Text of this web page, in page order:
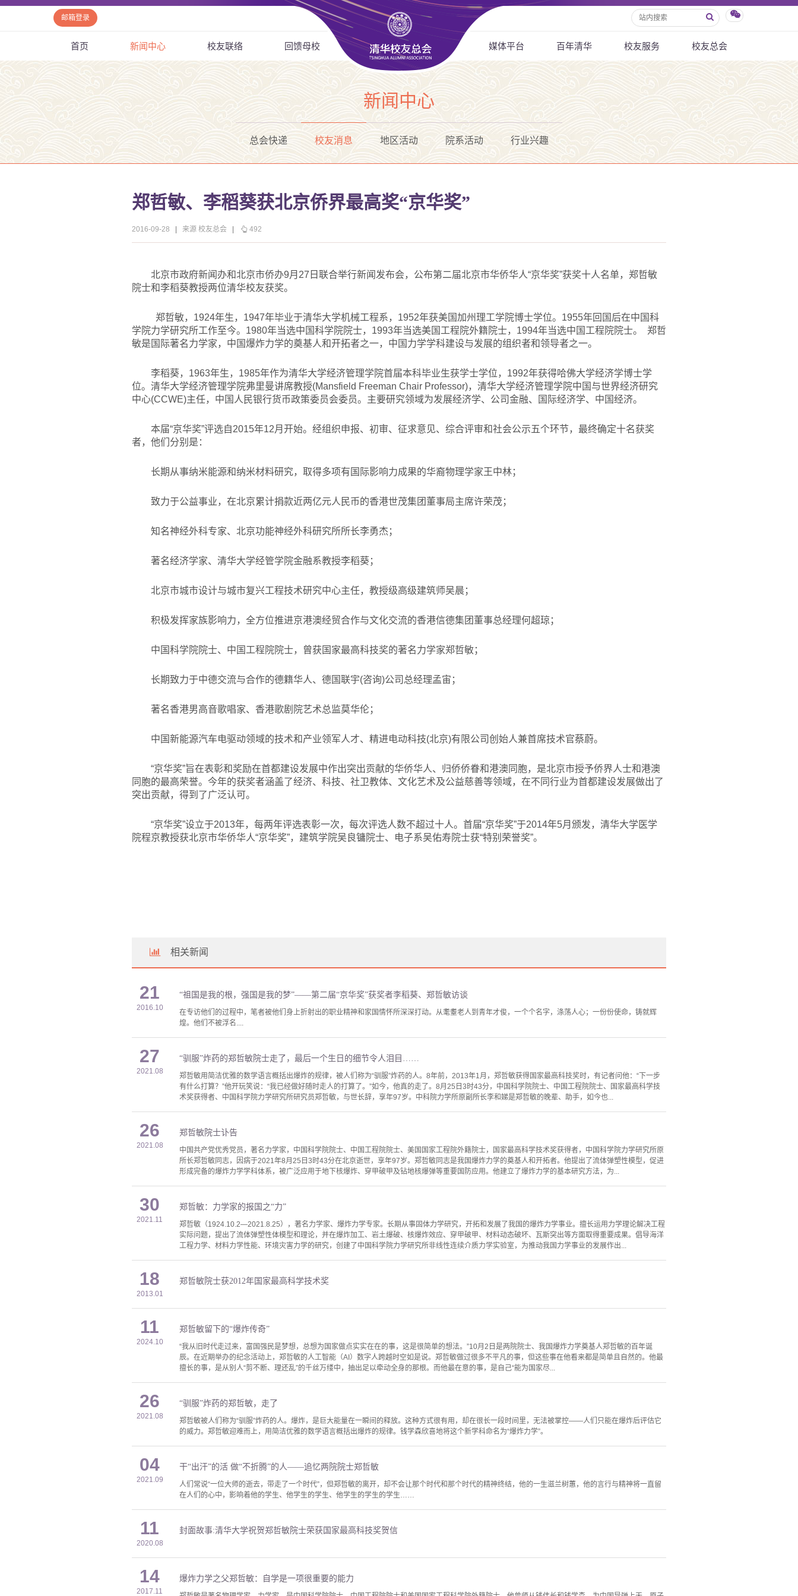
邮箱登录
首页 新闻中心 校友联络 回馈母校 媒体平台 百年清华 校友服务 校友总会
新闻中心
总会快递 校友消息 地区活动 院系活动 行业兴趣
郑哲敏、李稻葵获北京侨界最高奖“京华奖”
2016-09-28 来源 校友总会 492
北京市政府新闻办和北京市侨办9月27日联合举行新闻发布会，公布第二届北京市华侨华人“京华奖”获奖十人名单，郑哲敏
院士和李稻葵教授两位清华校友获奖。
郑哲敏，1924年生，1947年毕业于清华大学机械工程系，1952年获美国加州理工学院博士学位。1955年回国后在中国科
学院力学研究所工作至今。1980年当选中国科学院院士，1993年当选美国工程院外籍院士，1994年当选中国工程院院士。
郑哲
敏是国际著名力学家，中国爆炸力学的奠基人和开拓者之一，中国力学学科建设与发展的组织者和领导者之一。
李稻葵，1963年生，1985年作为清华大学经济管理学院首届本科毕业生获学士学位，1992年获得哈佛大学经济学博士学
位。清华大学经济管理学院弗里曼讲席教授(Mansfield Freeman Chair Professor)，清华大学经济管理学院中国与世界经济研究
中心(CCWE)主任，中国人民银行货币政策委员会委员。主要研究领域为发展经济学、公司金融、国际经济学、中国经济。
本届“京华奖”评选自2015年12月开始。经组织申报、初审、征求意见、综合评审和社会公示五个环节，最终确定十名获奖
者，他们分别是：
长期从事纳米能源和纳米材料研究，取得多项有国际影响力成果的华裔物理学家王中林；
致力于公益事业，在北京累计捐款近两亿元人民币的香港世茂集团董事局主席许荣茂；
知名神经外科专家、北京功能神经外科研究所所长李勇杰；
著名经济学家、清华大学经管学院金融系教授李稻葵；
北京市城市设计与城市复兴工程技术研究中心主任，教授级高级建筑师吴晨；
积极发挥家族影响力，全方位推进京港澳经贸合作与文化交流的香港信德集团董事总经理何超琼；
中国科学院院士、中国工程院院士，曾获国家最高科技奖的著名力学家郑哲敏；
长期致力于中德交流与合作的德籍华人、德国联宇(咨询)公司总经理孟宙；
著名香港男高音歌唱家、香港歌剧院艺术总监莫华伦；
中国新能源汽车电驱动领域的技术和产业领军人才、精进电动科技(北京)有限公司创始人兼首席技术官蔡蔚。
“京华奖”旨在表彰和奖励在首都建设发展中作出突出贡献的华侨华人、归侨侨眷和港澳同胞，是北京市授予侨界人士和港澳
同胞的最高荣誉。今年的获奖者涵盖了经济、科技、社卫教体、文化艺术及公益慈善等领域，在不同行业为首都建设发展做出了
突出贡献，得到了广泛认可。
“京华奖”设立于2013年，每两年评选表彰一次，每次评选人数不超过十人。首届“京华奖”于2014年5月颁发，清华大学医学
院程京教授获北京市华侨华人“京华奖”，建筑学院吴良镛院士、电子系吴佑寿院士获“特别荣誉奖”。
相关新闻
21
2016.10
“祖国是我的根，强国是我的梦”——第二届“京华奖”获奖者李稻葵、郑哲敏访谈
在专访他们的过程中，笔者被他们身上折射出的职业精神和家国情怀所深深打动。从耄耋老人到青年才俊，一个个名字，涤荡人心；一份份使命，铸就辉
煌。他们不被浮名....
27
2021.08
“驯服”炸药的郑哲敏院士走了，最后一个生日的细节令人泪目……
郑哲敏用简洁优雅的数学语言概括出爆炸的规律，被人们称为“驯服”炸药的人。8年前，2013年1月，郑哲敏获得国家最高科技奖时，有记者问他：“下一步
有什么打算？”他开玩笑说：“我已经做好随时走人的打算了。”如今，他真的走了。8月25日3时43分，中国科学院院士、中国工程院院士、国家最高科学技
术奖获得者、中国科学院力学研究所研究员郑哲敏，与世长辞，享年97岁。中科院力学所原副所长李和娣是郑哲敏的晚辈、助手，如今也...
26
2021.08
郑哲敏院士讣告
中国共产党优秀党员，著名力学家，中国科学院院士、中国工程院院士、美国国家工程院外籍院士，国家最高科学技术奖获得者，中国科学院力学研究所原
所长郑哲敏同志，因病于2021年8月25日3时43分在北京逝世，享年97岁。郑哲敏同志是我国爆炸力学的奠基人和开拓者。他提出了流体弹塑性模型，促进
形成完备的爆炸力学学科体系，被广泛应用于地下核爆炸、穿甲破甲及钻地核爆弹等重要国防应用。他建立了爆炸力学的基本研究方法，为...
30
2021.11
郑哲敏：力学家的报国之“力”
郑哲敏（1924.10.2—2021.8.25），著名力学家、爆炸力学专家。长期从事固体力学研究，开拓和发展了我国的爆炸力学事业。擅长运用力学理论解决工程
实际问题，提出了流体弹塑性体模型和理论，并在爆炸加工、岩土爆破、核爆炸效应、穿甲破甲、材料动态破坏、瓦斯突出等方面取得重要成果。倡导海洋
工程力学、材料力学性能、环境灾害力学的研究，创建了中国科学院力学研究所非线性连续介质力学实验室，为推动我国力学事业的发展作出...
18
2013.01
郑哲敏院士获2012年国家最高科学技术奖
11
2024.10
郑哲敏留下的“爆炸传奇”
“我从旧时代走过来，富国强民是梦想，总想为国家做点实实在在的事，这是很简单的想法。”10月2日是两院院士、我国爆炸力学奠基人郑哲敏的百年诞
辰。在近期举办的纪念活动上，郑哲敏的人工智能（AI）数字人跨越时空如是说。郑哲敏做过很多不平凡的事，但这些事在他看来都是简单且自然的。他最
擅长的事，是从别人“剪不断、理还乱”的千丝万缕中，抽出足以牵动全身的那根。而他最在意的事，是自己“能为国家尽...
26
2021.08
“驯服”炸药的郑哲敏，走了
郑哲敏被人们称为“驯服”炸药的人。爆炸，是巨大能量在一瞬间的释放。这种方式很有用，却在很长一段时间里，无法被掌控——人们只能在爆炸后评估它
的威力。郑哲敏迎难而上，用简洁优雅的数学语言概括出爆炸的规律。钱学森欣喜地将这个新学科命名为“爆炸力学”。
04
2021.09
干“出汗”的活 做“不折腾”的人——追忆两院院士郑哲敏
人们常说“一位大师的逝去，带走了一个时代”，但郑哲敏的离开，却不会让那个时代和那个时代的精神终结，他的一生滋兰树蕙，他的言行与精神将一直留
在人们的心中，影响着他的学生、他学生的学生、他学生的学生的学生……
11
2020.08
封面故事:清华大学祝贺郑哲敏院士荣获国家最高科技奖贺信
14
2017.11
爆炸力学之父郑哲敏：自学是一项很重要的能力